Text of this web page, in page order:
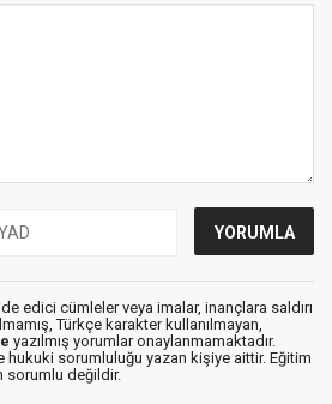
edici cümleler veya imalar, inançlara saldırı
Türkçe karakter kullanılmayan,
yazılmış yorumlar onaylanmamaktadır.
hukuki sorumluluğu yazan kişiye aittir. Eğitim
sorumlu değildir.